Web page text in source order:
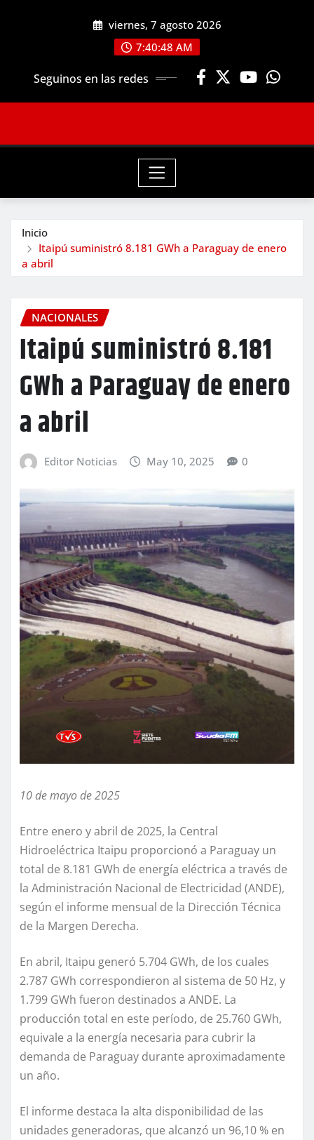
viernes, 7 agosto 2026
7:40:50 AM
Seguinos en las redes
Inicio
Itaipú suministró 8.181 GWh a Paraguay de enero
a abril
NACIONALES
Itaipú suministró 8.181
GWh a Paraguay de enero
a abril
Editor Noticias May 10, 2025 0
10 de mayo de 2025
Entre enero y abril de 2025, la Central
Hidroeléctrica Itaipu proporcionó a Paraguay un
total de 8.181 GWh de energía eléctrica a través de
la Administración Nacional de Electricidad (ANDE),
según el informe mensual de la Dirección Técnica
de la Margen Derecha.
En abril, Itaipu generó 5.704 GWh, de los cuales
2.787 GWh correspondieron al sistema de 50 Hz, y
1.799 GWh fueron destinados a ANDE. La
producción total en este período, de 25.760 GWh,
equivale a la energía necesaria para cubrir la
demanda de Paraguay durante aproximadamente
un año.
El informe destaca la alta disponibilidad de las
unidades generadoras, que alcanzó un 96,10 % en